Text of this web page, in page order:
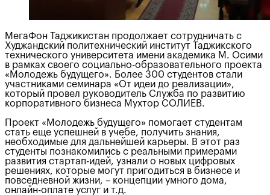
МегаФон Таджикистан продолжает сотрудничать с
Худжандский политехнический институт Таджикского
технического университета имени академика М. Осими
в рамках своего социально-образовательного проекта
«Молодежь будущего». Более 300 студентов стали
участниками семинара «От идеи до реализации»,
который провел руководитель Служба по развитию
корпоративного бизнеса Мухтор СОЛИЕВ.
Проект «Молодежь будущего» помогает студентам
стать еще успешней в учебе, получить знания,
необходимые для дальнейшей карьеры. В этот раз
студенты познакомились с реальными примерами
развития стартап-идей, узнали о новых цифровых
решениях, которые могут пригодиться в бизнесе и
повседневной жизни, – концепции умного дома,
онлайн-оплате услуг и т.д.